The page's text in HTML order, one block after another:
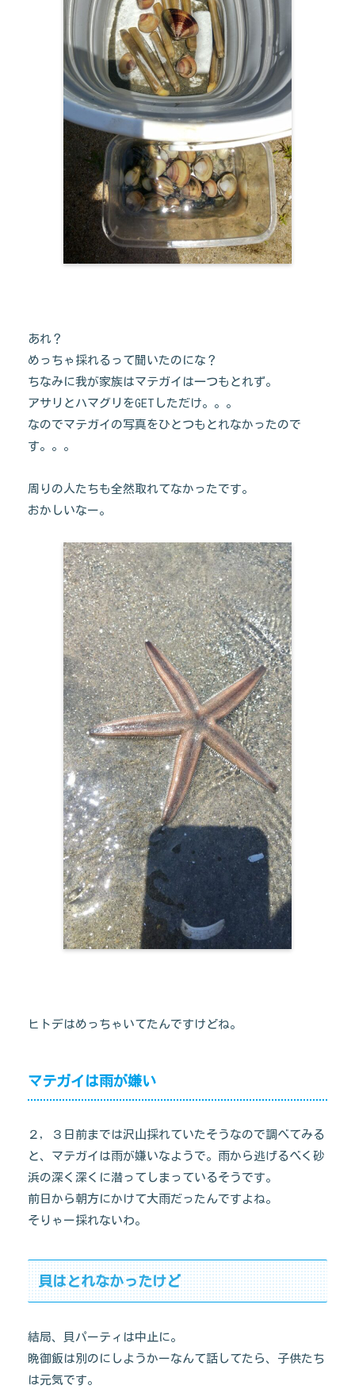
あれ？
めっちゃ採れるって聞いたのにな？
ちなみに我が家族はマテガイは一つもとれず。
アサリとハマグリをGETしただけ。。。
なのでマテガイの写真をひとつもとれなかったので
す。。。
周りの人たちも全然取れてなかったです。
おかしいなー。
ヒトデはめっちゃいてたんですけどね。
マテガイは雨が嫌い
２，３日前までは沢山採れていたそうなので調べてみる
と、マテガイは雨が嫌いなようで。雨から逃げるべく砂
浜の深く深くに潜ってしまっているそうです。
前日から朝方にかけて大雨だったんですよね。
そりゃー採れないわ。
貝はとれなかったけど
結局、貝パーティは中止に。
晩御飯は別のにしようかーなんて話してたら、子供たち
は元気です。